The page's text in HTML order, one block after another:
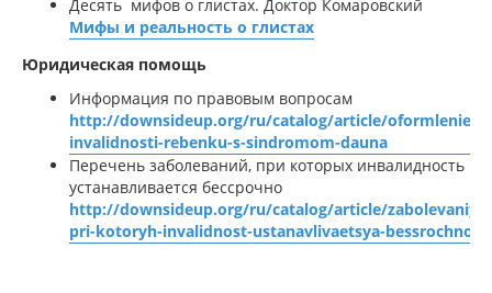
Десять мифов о глистах. Доктор Комаровский
Мифы и реальность о глистах
Юридическая помощь
Информация по правовым вопросам
http://downsideup.org/ru/catalog/article/oformlenie-
invalidnosti-rebenku-s-sindromom-dauna
Перечень заболеваний, при которых инвалидность
устанавливается бессрочно
http://downsideup.org/ru/catalog/article/zabolevaniya-
pri-kotoryh-invalidnost-ustanavlivaetsya-bessrochno